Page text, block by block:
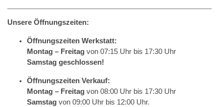
Unsere Öffnungszeiten:
Öffnungszeiten Werkstatt:
Montag – Freitag von 07:15 Uhr bis 17:30 Uhr
Samstag geschlossen!
Öffnungszeiten Verkauf:
Montag – Freitag von 08:00 Uhr bis 17:30 Uhr
Samstag von 09:00 Uhr bis 12:00 Uhr.